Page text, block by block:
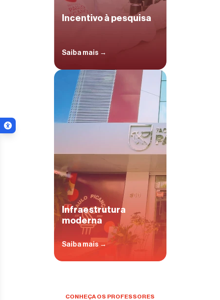
menu
Menu de acessibilidade
Incentivo à pesquisa
Saiba mais →
Infraestrutura
moderna
Saiba mais →
CONHEÇA OS PROFESSORES